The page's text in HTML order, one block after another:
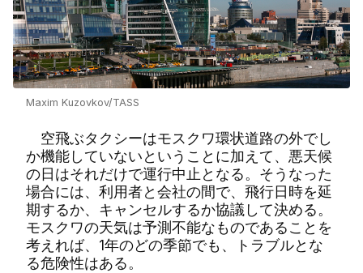
Maxim Kuzovkov/TASS
空飛ぶタクシーはモスクワ環状道路の外でし
か機能していないということに加えて、悪天候
の日はそれだけで運行中止となる。そうなった
場合には、利用者と会社の間で、飛行日時を延
期するか、キャンセルするか協議して決める。
モスクワの天気は予測不能なものであることを
考えれば、1年のどの季節でも、トラブルとな
る危険性はある。